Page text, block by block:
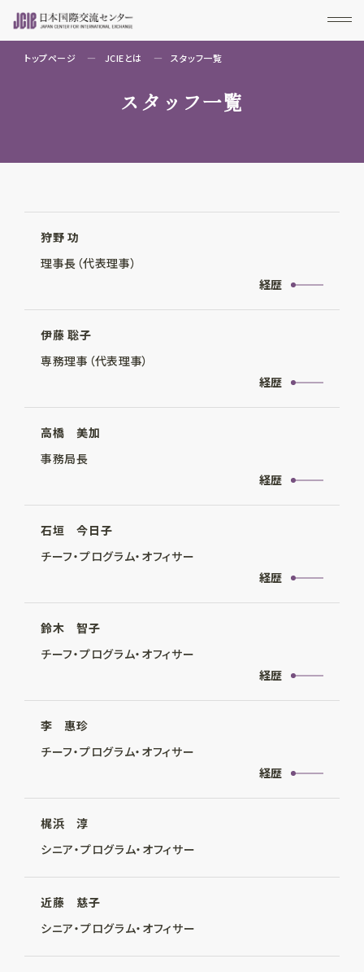
トップページ JCIEとは スタッフ一覧
スタッフ一覧
狩野 功
理事長（代表理事）
経歴
伊藤 聡子
専務理事（代表理事）
経歴
高橋 美加
事務局長
経歴
石垣 今日子
チーフ・プログラム・オフィサー
経歴
鈴木 智子
チーフ・プログラム・オフィサー
経歴
李 惠珍
チーフ・プログラム・オフィサー
経歴
梶浜 淳
シニア・プログラム・オフィサー
近藤 慈子
シニア・プログラム・オフィサー